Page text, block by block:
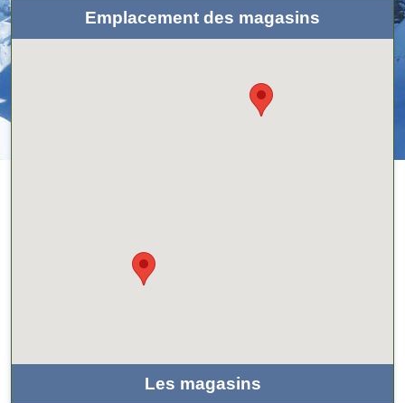
Emplacement des magasins
Les magasins